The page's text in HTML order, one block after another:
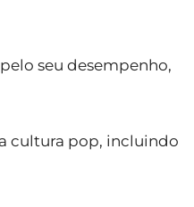
seu desempenho,
cultura pop, incluindo